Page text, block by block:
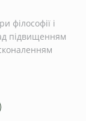
філософії і
підвищенням